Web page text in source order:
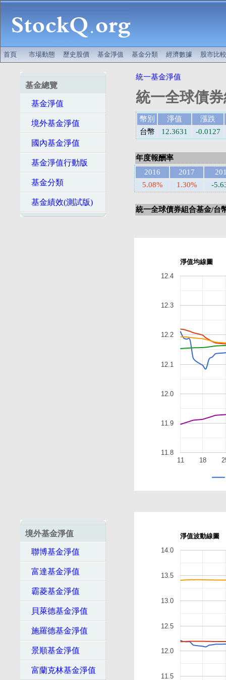
首頁 市場動態 歷史股價 基金淨值 基金分類 經濟數據 股市比較
基金總覽
基金淨值
境外基金淨值
國內基金淨值
基金淨值行動版
基金分類
基金績效(測試版)
境外基金淨值
聯博基金淨值
富達基金淨值
霸菱基金淨值
貝萊德基金淨值
施羅德基金淨值
景順基金淨值
富蘭克林基金淨值
統一基金淨值
統一全球債
幣別 淨值
漲跌
台幣
12.3631 -0.0127
年度報酬率
2016
2017
5.08%
1.30% -
統一全球債券組合基金/台
淨值均線圖
11 18
11.8
11.9
12.0
12.1
12.2
12.3
12.4
淨值波動線圖
11.5
12.0
12.5
13.0
13.5
14.0